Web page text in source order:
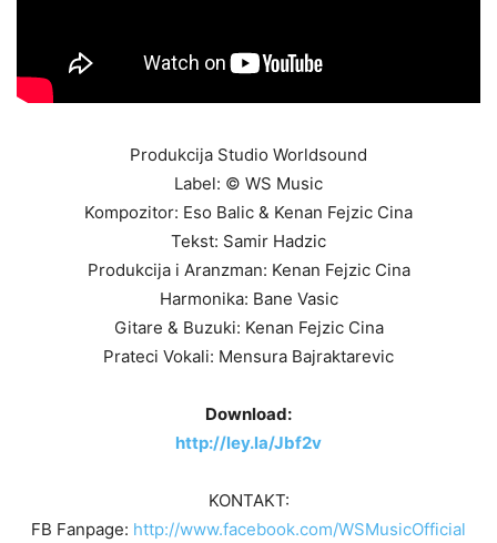
Produkcija Studio Worldsound
Label: © WS Music
Kompozitor: Eso Balic & Kenan Fejzic Cina
Tekst: Samir Hadzic
Produkcija i Aranzman: Kenan Fejzic Cina
Harmonika: Bane Vasic
Gitare & Buzuki: Kenan Fejzic Cina
Prateci Vokali: Mensura Bajraktarevic
Download:
http://ley.la/Jbf2v
KONTAKT:
FB Fanpage: http://www.facebook.com/WSMusicOfficial